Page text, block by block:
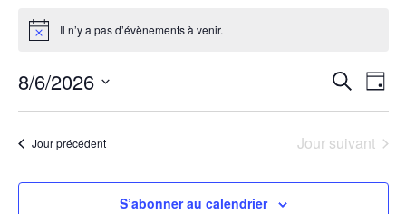
Notice Il n’y a pas d’évènements à venir.
et
de
Recherche
de
Jour
8/6/2026
Sélectionnez
une
date.
Jour précédent Jour suivant
S’abonner au calendrier